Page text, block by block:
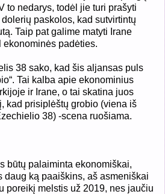
to nedarys, todėl jie turi prašyti
paskolos, kad sutvirtintų
Taip pat galime matyti Irane
padėties.
38 sako, kad šis aljansas puls
Tai kalba apie ekonominius
ir Irane, o tai skatina juos
kad prisiplėštų grobio (viena iš
38) -scena ruošiama.
būtų palaiminta ekonomiškai,
daug ką paaiškins, aš asmeniškai
poreikį melstis už 2019, nes jaučiu